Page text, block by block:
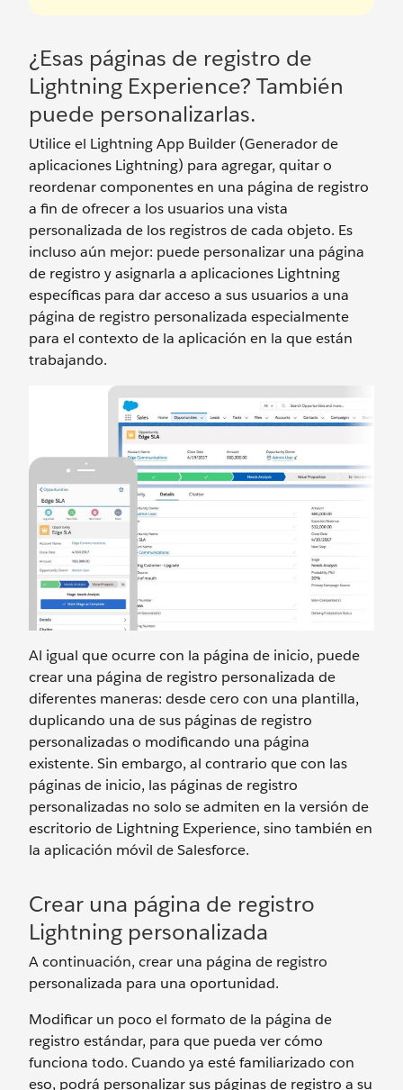
¿Esas páginas de registro de
Lightning Experience? También
puede personalizarlas.
Utilice el Lightning App Builder (Generador de
aplicaciones Lightning) para agregar, quitar o
reordenar componentes en una página de registro
a fin de ofrecer a los usuarios una vista
personalizada de los registros de cada objeto. Es
incluso aún mejor: puede personalizar una página
de registro y asignarla a aplicaciones Lightning
específicas para dar acceso a sus usuarios a una
página de registro personalizada especialmente
para el contexto de la aplicación en la que están
trabajando.
Al igual que ocurre con la página de inicio, puede
crear una página de registro personalizada de
diferentes maneras: desde cero con una plantilla,
duplicando una de sus páginas de registro
personalizadas o modificando una página
existente. Sin embargo, al contrario que con las
páginas de inicio, las páginas de registro
personalizadas no solo se admiten en la versión de
escritorio de Lightning Experience, sino también en
la aplicación móvil de Salesforce.
Crear una página de registro
Lightning personalizada
A continuación, crear una página de registro
personalizada para una oportunidad.
Modificar un poco el formato de la página de
registro estándar, para que pueda ver cómo
funciona todo. Cuando ya esté familiarizado con
eso, podrá personalizar sus páginas de registro a su